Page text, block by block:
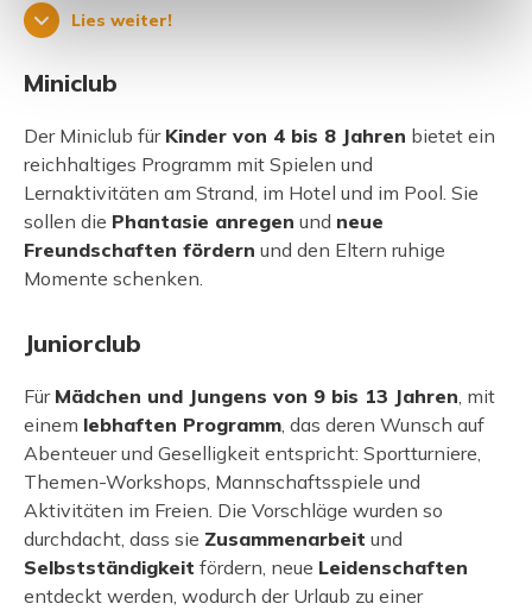
Lies weiter!
Miniclub
Der Miniclub für Kinder von 4 bis 8 Jahren bietet ein
reichhaltiges Programm mit Spielen und
Lernaktivitäten am Strand, im Hotel und im Pool. Sie
sollen die Phantasie anregen und neue
Freundschaften fördern und den Eltern ruhige
Momente schenken.
Juniorclub
Für Mädchen und Jungens von 9 bis 13 Jahren , mit
einem lebhaften Programm , das deren Wunsch auf
Abenteuer und Geselligkeit entspricht: Sportturniere,
Themen-Workshops, Mannschaftsspiele und
Aktivitäten im Freien. Die Vorschläge wurden so
durchdacht, dass sie Zusammenarbeit und
Selbstständigkeit fördern, neue Leidenschaften
entdeckt werden, wodurch der Urlaub zu einer